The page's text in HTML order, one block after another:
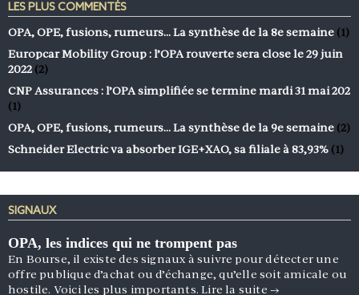
LES PLUS COMMENTÉS
OPA, OPE, fusions, rumeurs… La synthèse de la 8e semaine (1)
Europcar Mobility Group : l’OPA rouverte sera close le 29 juin
2022 (2)
CNP Assurances : l’OPA simplifiée se termine mardi 31 mai 202
(1)
OPA, OPE, fusions, rumeurs… La synthèse de la 9e semaine (2)
Schneider Electric va absorber IGE+XAO, sa filiale à 83,93% (1)
SIGNAUX
OPA, les indices qui ne trompent pas
En Bourse, il existe des signaux à suivre pour détecter une
offre publique d’achat ou d’échange, qu’elle soit amicale ou
hostile. Voici les plus importants.Lire la suite →